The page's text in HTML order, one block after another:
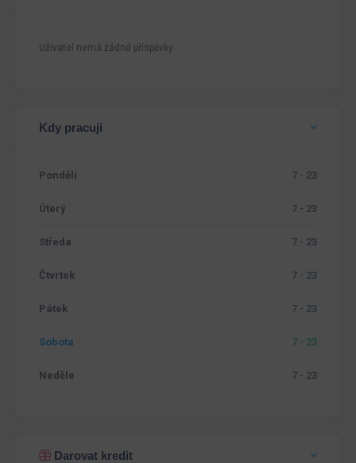
Uživatel nemá žádné příspěvky
Kdy pracuji
Pondělí 7 - 23
Úterý 7 - 23
Středa 7 - 23
Čtvrtek 7 - 23
Pátek 7 - 23
Sobota 7 - 23
Neděle 7 - 23
Darovat kredit